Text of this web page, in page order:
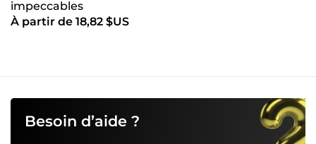
impeccables
À partir de 18,82 $US
Besoin d’aide ?